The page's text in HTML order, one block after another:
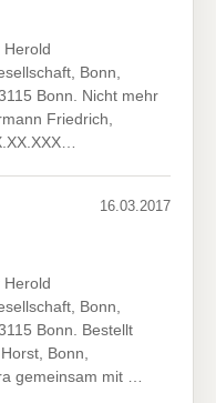
Herold
Bonn,
Bonn. Nicht mehr
Friedrich,
16.03.2017
Herold
Bonn,
Bonn. Bestellt
Bonn,
gemeinsam mit …